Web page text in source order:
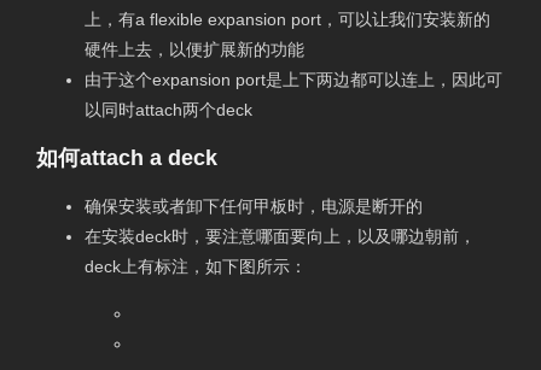
上，有a flexible expansion port，可以让我们安装新的
硬件上去，以便扩展新的功能
由于这个expansion port是上下两边都可以连上，因此可
以同时attach两个deck
如何attach a deck
确保安装或者卸下任何甲板时，电源是断开的
在安装deck时，要注意哪面要向上，以及哪边朝前，
deck上有标注，如下图所示：